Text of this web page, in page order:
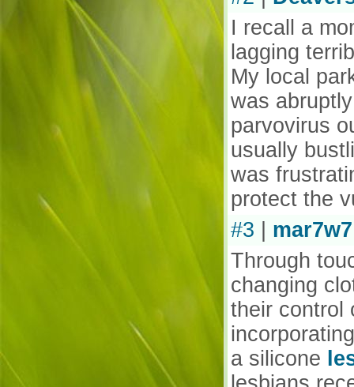
I recall a
lagging
My local
was
parvovirus
usually
was
protect the
#3
mar7w7
Through
changing
their control
a silicone